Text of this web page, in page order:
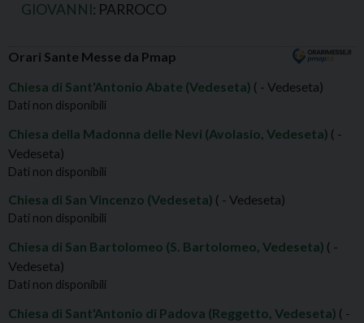
GIOVANNI: PARROCO
Orari Sante Messe da Pmap
Chiesa di Sant'Antonio Abate (Vedeseta) ( - Vedeseta)
Dati non disponibili
Chiesa della Madonna delle Nevi (Avolasio, Vedeseta) ( -
Vedeseta)
Dati non disponibili
Chiesa di San Vincenzo (Vedeseta) ( - Vedeseta)
Dati non disponibili
Chiesa di San Bartolomeo (S. Bartolomeo, Vedeseta) ( -
Vedeseta)
Dati non disponibili
Chiesa di Sant'Antonio di Padova (Reggetto, Vedeseta) ( -